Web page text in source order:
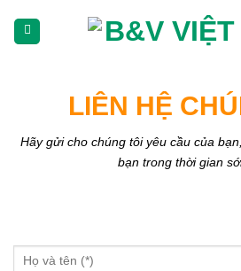
LIÊN HỆ
Hãy gửi cho chúng tôi yêu cầu của
bạn trong thời gian